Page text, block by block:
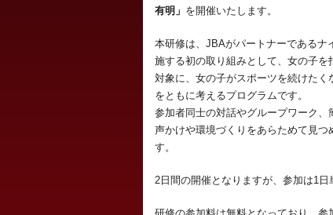
有明」 を開催いたします。
本研修は、JBAがパートナーであるナ
施する初の取り組みとして、女の子を
対象に、女の子がスポーツを続けたく
をともに考えるプログラムです。
参加者同士の対話やグループワーク
声かけや環境づくりをあらためて見
す。
2日間の開催となりますが、参加は1日